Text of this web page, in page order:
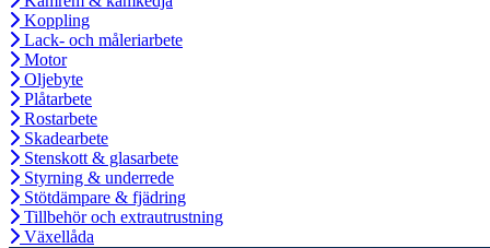
Koppling
Lack- och måleriarbete
Motor
Oljebyte
Plåtarbete
Rostarbete
Skadearbete
Stenskott & glasarbete
Styrning & underrede
Stötdämpare & fjädring
Tillbehör och extrautrustning
Växellåda